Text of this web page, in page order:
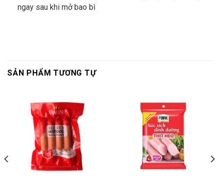
ngay sau khi mở bao bì
SẢN PHẨM TƯƠNG TỰ